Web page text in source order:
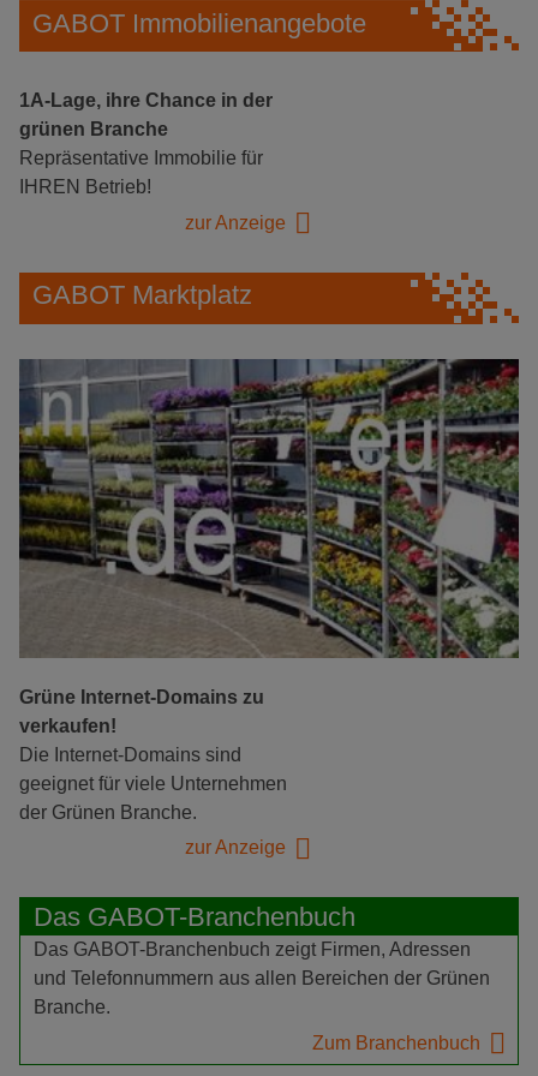
GABOT Immobilienangebote
1A-Lage, ihre Chance in der
grünen Branche
Repräsentative Immobilie für
IHREN Betrieb!
zur Anzeige
GABOT Marktplatz
Grüne Internet-Domains zu
verkaufen!
Die Internet-Domains sind
geeignet für viele Unternehmen
der Grünen Branche.
zur Anzeige
Das GABOT-Branchenbuch
Das GABOT-Branchenbuch zeigt Firmen, Adressen
und Telefonnummern aus allen Bereichen der Grünen
Branche.
Zum Branchenbuch